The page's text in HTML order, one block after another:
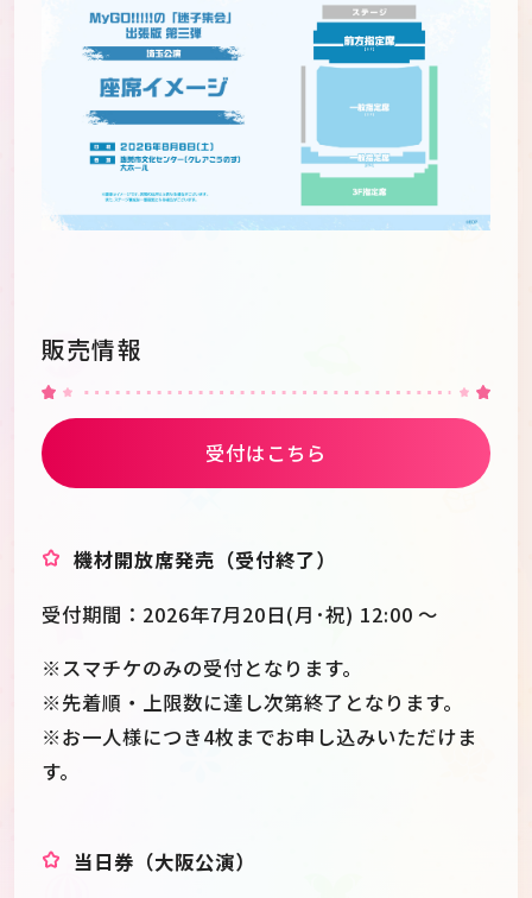
販売情報
受付はこちら
機材開放席発売（受付終了）
受付期間：2026年7月20日(月･祝) 12:00 ～
※スマチケのみの受付となります。
※先着順・上限数に達し次第終了となります。
※お一人様につき4枚までお申し込みいただけま
す。
当日券（大阪公演）